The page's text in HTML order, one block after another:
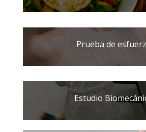
Prueba de
Estudio